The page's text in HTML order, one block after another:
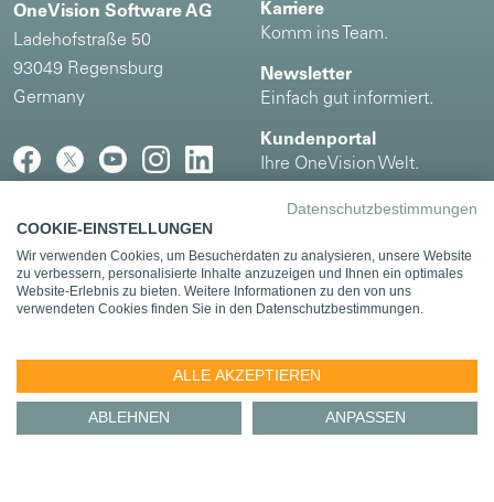
OneVision Software AG
Ladehofstraße 50
93049 Regensburg
Germany
Impressum|Datenschutz
Karriere
Komm ins Team.
Newsletter
Einfach gut informiert.
Kundenportal
Ihre OneVision Welt.
Kooperations- und Integrationspartner
Datenschutzbestimmungen
COOKIE-EINSTELLUNGEN
Wir verwenden Cookies, um Besucherdaten zu analysieren, unsere Website
zu verbessern, personalisierte Inhalte anzuzeigen und Ihnen ein optimales
Website-Erlebnis zu bieten. Weitere Informationen zu den von uns
verwendeten Cookies finden Sie in den Datenschutzbestimmungen.
ALLE AKZEPTIEREN
ABLEHNEN ANPASSEN